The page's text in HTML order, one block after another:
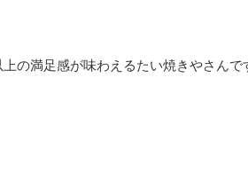
の満足感が味わえるたい焼きやさんで